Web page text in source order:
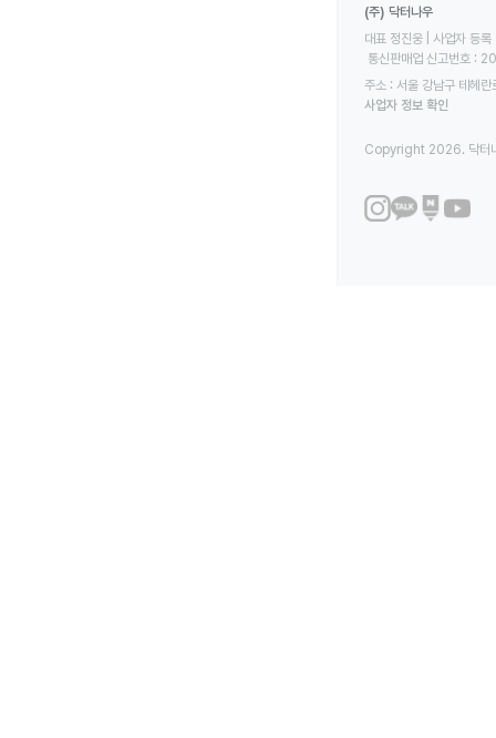
(주) 닥터나우
대표 정진웅 | 사업자
통신판매업 신고번호
주소 : 서울 강남구 테헤
사업자 정보 확인
Copyright 2026. 닥터